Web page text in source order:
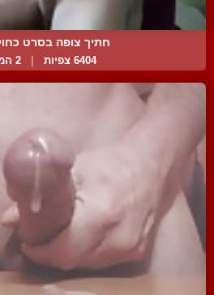
חתיך צופה בסרט
6404 צפיות 2 המלצות